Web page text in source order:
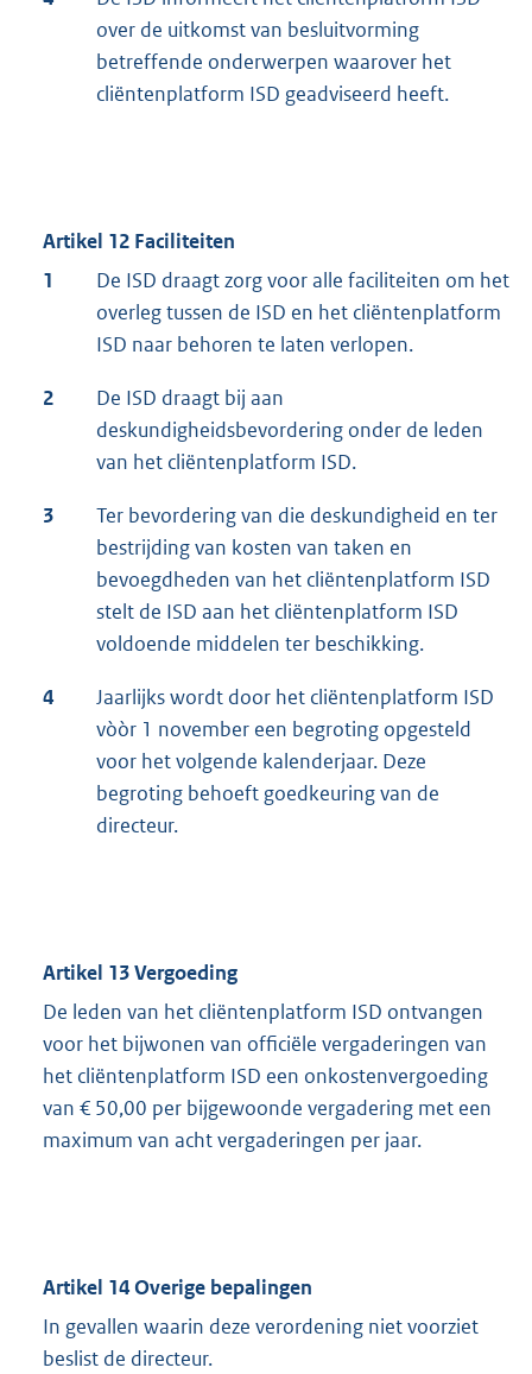
over de uitkomst van besluitvorming
betreffende onderwerpen waarover het
cliëntenplatform ISD geadviseerd heeft.
Artikel 12 Faciliteiten
1
De ISD draagt zorg voor alle faciliteiten om het
overleg tussen de ISD en het cliëntenplatform
ISD naar behoren te laten verlopen.
2
De ISD draagt bij aan
deskundigheidsbevordering onder de leden
van het cliëntenplatform ISD.
3
Ter bevordering van die deskundigheid en ter
bestrijding van kosten van taken en
bevoegdheden van het cliëntenplatform ISD
stelt de ISD aan het cliëntenplatform ISD
voldoende middelen ter beschikking.
4
Jaarlijks wordt door het cliëntenplatform ISD
vòòr 1 november een begroting opgesteld
voor het volgende kalenderjaar. Deze
begroting behoeft goedkeuring van de
directeur.
Artikel 13 Vergoeding
De leden van het cliëntenplatform ISD ontvangen
voor het bijwonen van officiële vergaderingen van
het cliëntenplatform ISD een onkostenvergoeding
van € 50,00 per bijgewoonde vergadering met een
maximum van acht vergaderingen per jaar.
Artikel 14 Overige bepalingen
In gevallen waarin deze verordening niet voorziet
beslist de directeur.